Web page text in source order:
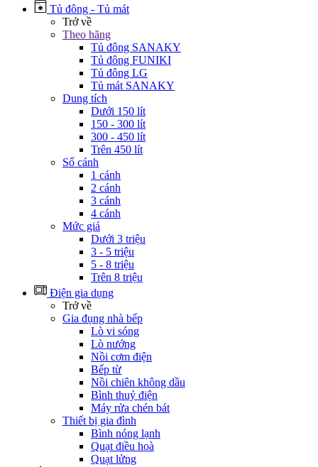
Tủ đông - Tủ mát
Trở về
Theo hãng
Tủ đông SANAKY
Tủ đông FUNIKI
Tủ đông LG
Tủ mát SANAKY
Dung tích
Dưới 150 lít
150 - 300 lít
300 - 450 lít
Trên 450 lít
Số cánh
1 cánh
2 cánh
3 cánh
4 cánh
Mức giá
Dưới 3 triệu
3 - 5 triệu
5 - 8 triệu
Trên 8 triệu
Điện gia dụng
Trở về
Gia đụng nhà bếp
Lò vi sóng
Lò nướng
Nồi cơm điện
Bếp từ
Nồi chiên không dầu
Bình thuỷ điện
Máy rửa chén bát
Thiết bị gia đình
Bình nóng lạnh
Quạt điều hoà
Quạt lửng